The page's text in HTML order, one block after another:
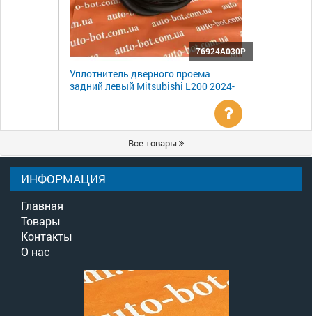
76924A030P
Уплотнитель дверного проема
задний левый Mitsubishi L200 2024-
Уточнить
цену
Все товары
ИНФОРМАЦИЯ
Главная
Товары
Контакты
О нас